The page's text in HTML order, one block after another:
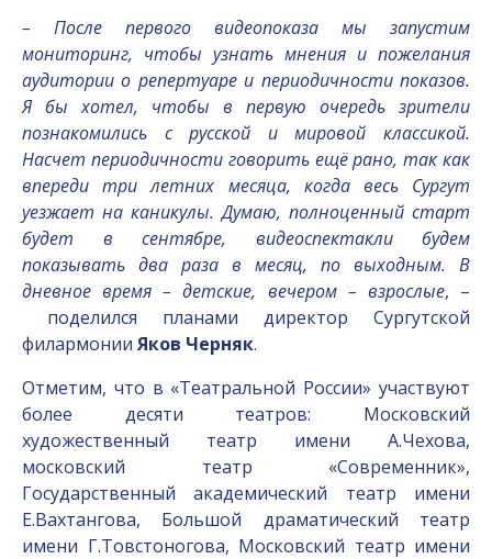
– После первого видеопоказа мы запустим
мониторинг, чтобы узнать мнения и пожелания
аудитории о репертуаре и периодичности показов.
Я бы хотел, чтобы в первую очередь зрители
познакомились с русской и мировой классикой.
Насчет периодичности говорить ещё рано, так как
впереди три летних месяца, когда весь Сургут
уезжает на каникулы. Думаю, полноценный старт
будет в сентябре, видеоспектакли будем
показывать два раза в месяц, по выходным. В
дневное время – детские, вечером – взрослые, –
поделился планами директор Сургутской
филармонии Яков Черняк.
Отметим, что в «Театральной России» участвуют
более десяти театров: Московский
художественный театр имени А.Чехова,
московский театр «Современник»,
Государственный академический театр имени
Е.Вахтангова, Большой драматический театр
имени Г.Товстоногова, Московский театр имени